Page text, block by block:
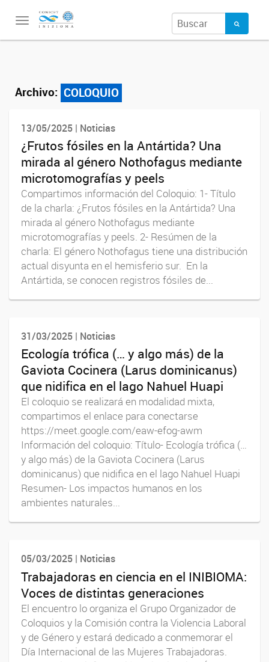
Toggle
Archivo: COLOQUIO
13/05/2025 | Noticias
¿Frutos fósiles en la Antártida? Una
mirada al género Nothofagus mediante
microtomografías y peels
Compartimos información del Coloquio: 1- Título
de la charla: ¿Frutos fósiles en la Antártida? Una
mirada al género Nothofagus mediante
microtomografías y peels. 2- Resúmen de la
charla: El género Nothofagus tiene una distribución
actual disyunta en el hemisferio sur. En la
Antártida, se conocen registros fósiles de...
31/03/2025 | Noticias
Ecología trófica (… y algo más) de la
Gaviota Cocinera (Larus dominicanus)
que nidifica en el lago Nahuel Huapi
El coloquio se realizará en modalidad mixta,
compartimos el enlace para conectarse
https://meet.google.com/eaw-efog-awm
Información del coloquio: Título- Ecología trófica (…
y algo más) de la Gaviota Cocinera (Larus
dominicanus) que nidifica en el lago Nahuel Huapi
Resumen- Los impactos humanos en los
ambientes naturales...
05/03/2025 | Noticias
Trabajadoras en ciencia en el INIBIOMA:
Voces de distintas generaciones
El encuentro lo organiza el Grupo Organizador de
Coloquios y la Comisión contra la Violencia Laboral
y de Género y estará dedicado a conmemorar el
Día Internacional de las Mujeres Trabajadoras.